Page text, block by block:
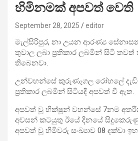
හිමිනමක් අපවත් වෙති
September 28, 2025 editor
මැල්සිරිපුර, නා උයන ආරණ්‍ය
තුවාල ලබා ප්‍රතිකාර ලබමින් සිටි
තිබෙනවා.
උන්වහන්සේ කුරුණෑගල රෝහලේ
ප්‍රතිකාර ලබමින් සිටියදී අපවත් වී ඇත.
අපවත් වූ භික්ෂූන් වහන්සේ 7නම
අවසන් කටයුතු ඊයේ දිනයේ
අපවත් වූ හිමිවරු සංඛ්‍යාව 08 දක්වා